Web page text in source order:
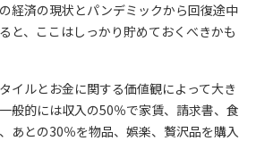
経済の現状とパンデミックから回復途中
と、ここはしっかり貯めておくべきかも
イルとお金に関する価値観によって大き
般的には収入の50％で家賃、請求書、食
あとの30％を物品、娯楽、贅沢品を購入